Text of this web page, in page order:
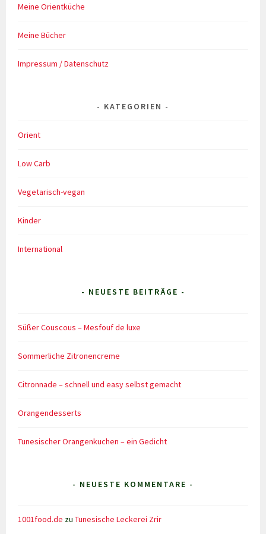
Meine Orientküche
Meine Bücher
Impressum / Datenschutz
KATEGORIEN
Orient
Low Carb
Vegetarisch-vegan
Kinder
International
- NEUESTE BEITRÄGE -
Süßer Couscous – Mesfouf de luxe
Sommerliche Zitronencreme
Citronnade – schnell und easy selbst gemacht
Orangendesserts
Tunesischer Orangenkuchen – ein Gedicht
- NEUESTE KOMMENTARE -
1001food.de zuTunesische Leckerei Zrir